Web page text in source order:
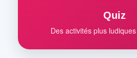
Quiz
Des activités plus